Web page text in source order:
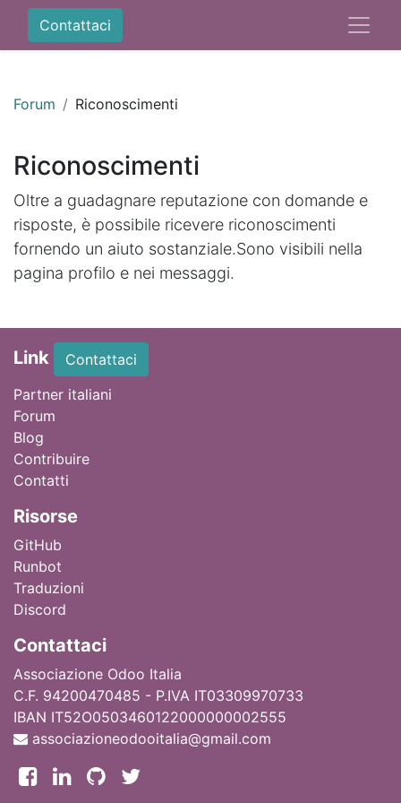
Contattaci
Forum Riconoscimenti
Riconoscimenti
Oltre a guadagnare reputazione con domande e
risposte, è possibile ricevere riconoscimenti
fornendo un aiuto sostanziale.Sono visibili nella
pagina profilo e nei messaggi.
Link
Contattaci
Partner italiani
Forum
Blog
Contribuire
Contatti
Risorse
GitHub
Runbot
Traduzioni
Discord
Contattaci
Associazione Odoo Italia
C.F. 94200470485 - P.IVA IT03309970733
IBAN IT52O0503460122000000002555
associazioneodooitalia@gmail.com